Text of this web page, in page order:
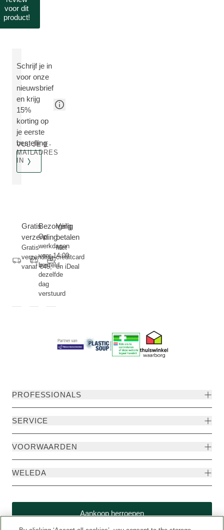
voor dit
product!
Schrijf je in
voor onze
nieuwsbrief
en krijg
15%
korting op
je eerste
bestelling
VUL JE E-
MAILADRES
IN
Gratis
verzending
Gratis
verzending
vanaf €45,-
Bezorging
Op
werkdagen
voor 14:00
besteld,
dezelfde
dag
verstuurd
Veilig
betalen
Met
creditcard
en iDeal
PROFESSIONALS
SERVICE
VOORWAARDEN
WELEDA
Aankoop herroepen